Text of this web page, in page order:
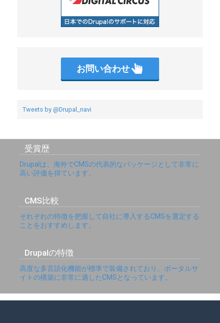
お問い合わせ
Tweets by @Drupal_navi
受賞歴
Drupalは、海外でCMSの代表的なパッケージとして非常に
高い評価を得ています。
CMS比較
それぞれの特徴を把握して自社に導入するCMSを選定する
ことをおすすめします。
Drupalの特徴
高度な多言語化機能が標準で装備されており、ポータルサ
イトの構築に非常に適したCMSとなっています。